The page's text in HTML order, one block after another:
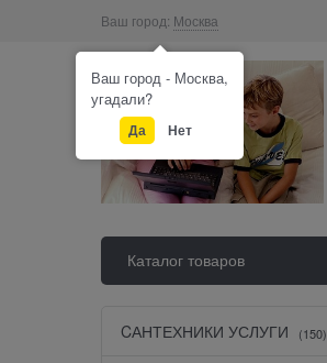
Ваш город: Москва
Каталог товаров
CАНТЕХНИКИ УСЛУГИ (150)
Ваш город - Москва,
угадали?
Да Нет